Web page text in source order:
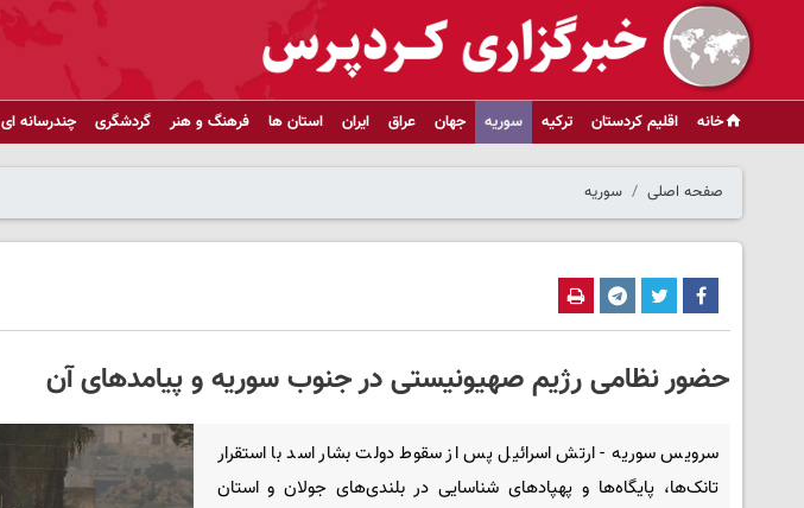
خانه اقلیم کردستان ترکیه سوریه جهان عراق ایران استان ها فرهنگ و هنر گردشگری چندرسانه ای
صفحه اصلی سوریه
حضور نظامی رژیم صهیونیستی در جنوب سوریه و پیامدهای آن
سرویس سوریه - ارتش اسرائیل پس از سقوط دولت بشار اسد با استقرار
تانک‌ها، پایگاه‌ها و پهپادهای شناسایی در بلندی‌های جولان و استان